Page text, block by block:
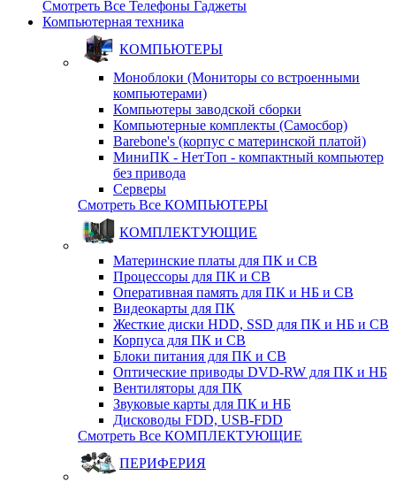
Смотреть Все Телефоны Гаджеты
Компьютерная техника
КОМПЬЮТЕРЫ
Моноблоки (Мониторы со встроенными
компьютерами)
Компьютеры заводской сборки
Компьютерные комплекты (Самосбор)
Barebone's (корпус с материнской платой)
МиниПК - НетТоп - компактный компьютер
без привода
Серверы
Смотреть Все КОМПЬЮТЕРЫ
КОМПЛЕКТУЮЩИЕ
Материнские платы для ПК и СВ
Процессоры для ПК и СВ
Оперативная память для ПК и НБ и СВ
Видеокарты для ПК
Жесткие диски HDD, SSD для ПК и НБ и СВ
Корпуса для ПК и СВ
Блоки питания для ПК и СВ
Оптические приводы DVD-RW для ПК и НБ
Вентиляторы для ПК
Звуковые карты для ПК и НБ
Дисководы FDD, USB-FDD
Смотреть Все КОМПЛЕКТУЮЩИЕ
ПЕРИФЕРИЯ